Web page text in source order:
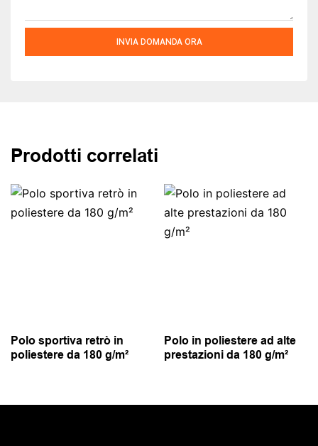
INVIA DOMANDA ORA
Prodotti correlati
Polo sportiva retrò in
poliestere da 180 g/m²
Polo in poliestere ad alte
prestazioni da 180 g/m²